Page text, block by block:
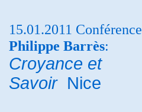
15.01.2011 Conférence
Philippe Barrès:
Croyance et
Savoir Nice